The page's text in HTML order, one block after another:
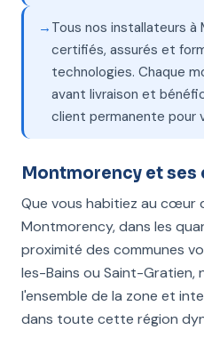
Tous nos installateurs
certifiés, assurés et
technologies. Chaque
avant livraison et
client permanente pour
Montmorency et ses
Que vous habitiez au cœur
Montmorency, dans les
proximité des communes
les-Bains ou Saint-
l'ensemble de la zone et
dans toute cette région